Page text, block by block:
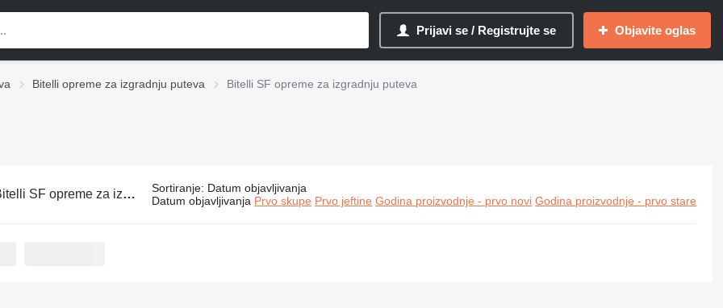
Prijavi se / Registrujte se Objavite oglas
Bitelli opreme za izgradnju puteva Bitelli SF opreme za izgradnju puteva
SF opreme za izgradnju puteva Sortiranje: Datum objavljivanja
Datum objavljivanja Prvo skupe Prvo jeftine Godina proizvodnje - prvo novi Godina proizvodnje - prvo stare